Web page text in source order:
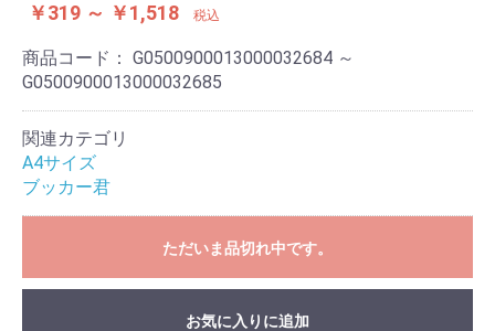
￥319 ～ ￥1,518 税込
商品コード： G0500900013000032684 ～
G0500900013000032685
関連カテゴリ
A4サイズ
ブッカー君
ただいま品切れ中です。
お気に入りに追加